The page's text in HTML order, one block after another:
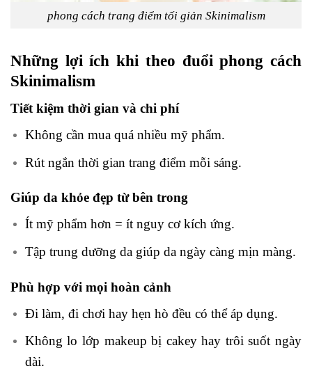
phong cách trang điểm tối giản Skinimalism
Những lợi ích khi theo đuổi phong cách
Skinimalism
Tiết kiệm thời gian và chi phí
Không cần mua quá nhiều mỹ phẩm.
Rút ngắn thời gian trang điểm mỗi sáng.
Giúp da khỏe đẹp từ bên trong
Ít mỹ phẩm hơn = ít nguy cơ kích ứng.
Tập trung dưỡng da giúp da ngày càng mịn màng.
Phù hợp với mọi hoàn cảnh
Đi làm, đi chơi hay hẹn hò đều có thể áp dụng.
Không lo lớp makeup bị cakey hay trôi suốt ngày
dài.